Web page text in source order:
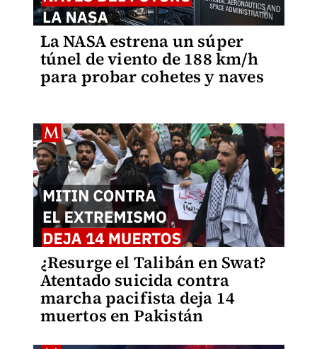
La NASA estrena un súper
túnel de viento de 188 km/h
para probar cohetes y naves
¿Resurge el Talibán en Swat?
Atentado suicida contra
marcha pacifista deja 14
muertos en Pakistán